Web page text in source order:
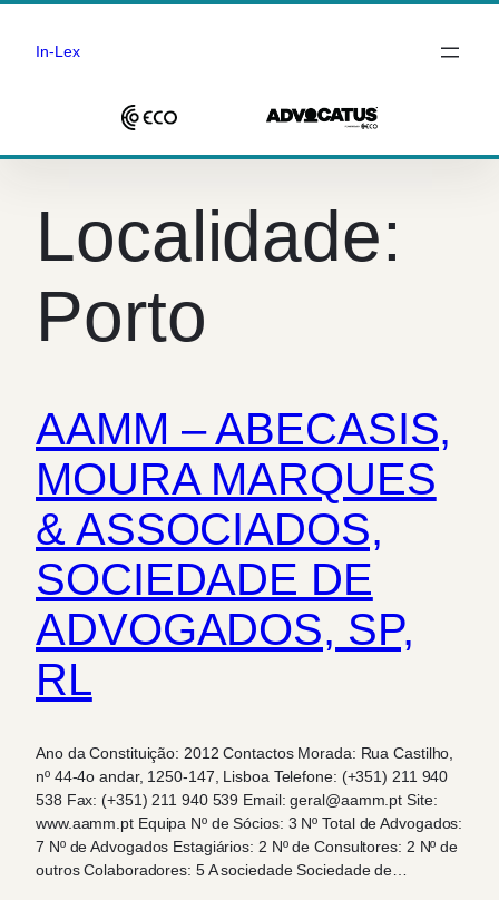
Saltar
In-Lex
Localidade:
Porto
AAMM – ABECASIS,
MOURA MARQUES
& ASSOCIADOS,
SOCIEDADE DE
ADVOGADOS, SP,
RL
Ano da Constituição: 2012 Contactos Morada: Rua Castilho,
nº 44-4o andar, 1250-147, Lisboa Telefone: (+351) 211 940
538 Fax: (+351) 211 940 539 Email: geral@aamm.pt Site:
www.aamm.pt Equipa Nº de Sócios: 3 Nº Total de Advogados:
7 Nº de Advogados Estagiários: 2 Nº de Consultores: 2 Nº de
outros Colaboradores: 5 A sociedade Sociedade de…